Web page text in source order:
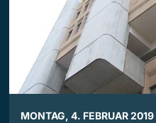
MONTAG, 4. FEBRUAR 2019